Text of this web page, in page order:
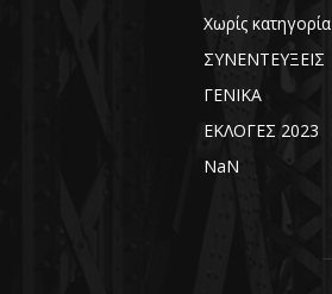
Χωρίς κατηγορία
ΣΥΝΕΝΤΕΥΞΕΙΣ
ΓΕΝΙΚΑ
ΕΚΛΟΓΕΣ 2023
NaN